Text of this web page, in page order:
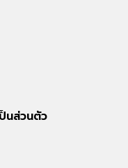
นส่วนตัว